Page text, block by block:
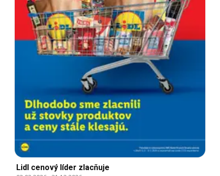
Lidl cenový líder zlacňuje